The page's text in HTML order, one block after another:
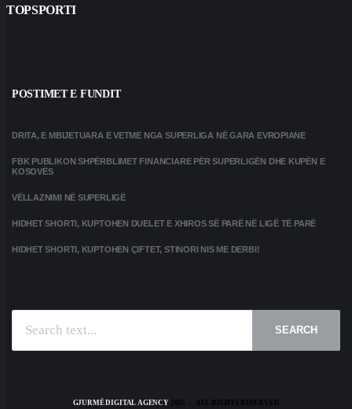
TOPSPORTI
POSTIMET E FUNDIT
DRITA, E MBIJETUARA E VETME NGA SUPERLIGA NË GARA EVROPIANE
FBK PUBLIKON SHPËRBLIMET FINANCIARE PËR SUPERLIGËN DHE KUPËN E
KOSOVËS
VËLLAZNIMI NË SUPERLIGË
HIDHET SHORTI, KUPTOHEN DUELET E XHIROS SË PARË NË LIGË TË PARË
HIDHET SHORTI, KUPTOHEN ÇIFTET, STINORI NIS ME DERBI!
SEARCH
GJURMË DIGITAL AGENCY2025 | ALL RIGHTS RESERVED